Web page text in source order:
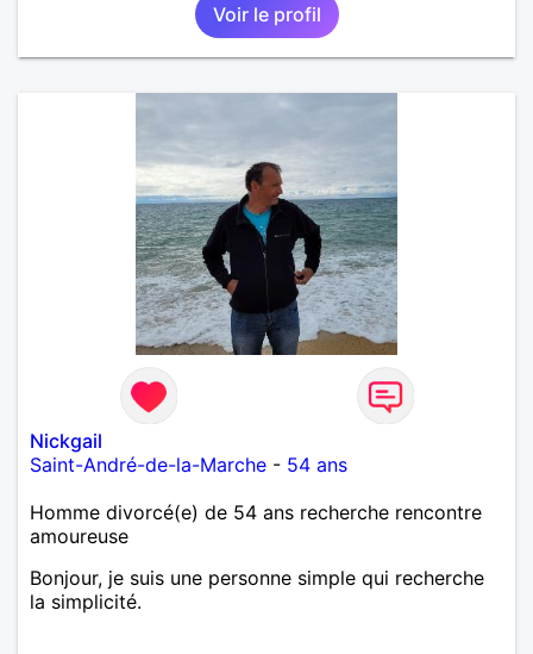
Voir le profil
Nickgail
Saint-André-de-la-Marche - 54 ans
Homme divorcé(e) de 54 ans recherche rencontre
amoureuse
Bonjour, je suis une personne simple qui recherche
la simplicité.